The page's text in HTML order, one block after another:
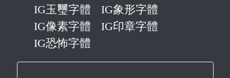
IG玉璽字體
IG象形字體
IG像素字體
IG印章字體
IG恐怖字體